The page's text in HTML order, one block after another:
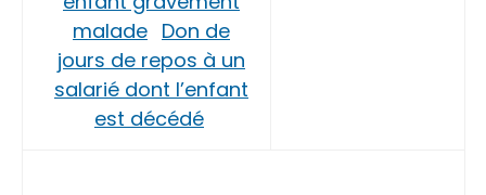
malade Don de
jours de repos à un
salarié dont l’enfant
est décédé